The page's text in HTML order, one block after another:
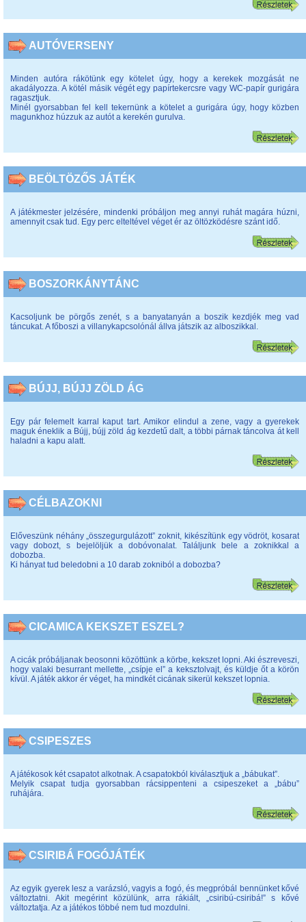
AUTÓVERSENY
Minden autóra rákötünk egy kötelet úgy, hogy a kerekek mozgását ne
akadályozza. A kötél másik végét egy papírtekercsre vagy WC-papír gurigára
ragasztjuk.
Minél gyorsabban fel kell tekernünk a kötelet a gurigára úgy, hogy közben
magunkhoz húzzuk az autót a kerekén gurulva.
BEÖLTÖZŐS JÁTÉK
A játékmester jelzésére, mindenki próbáljon meg annyi ruhát magára húzni,
amennyit csak tud. Egy perc elteltével véget ér az öltözködésre szánt idő.
BOSZORKÁNYTÁNC
Kacsoljunk be pörgős zenét, s a banyatanyán a boszik kezdjék meg vad
táncukat. A főboszi a villanykapcsolónál állva játszik az alboszikkal.
BÚJJ, BÚJJ ZÖLD ÁG
Egy pár felemelt karral kaput tart. Amikor elindul a zene, vagy a gyerekek
maguk éneklik a Bújj, bújj zöld ág kezdetű dalt, a többi párnak táncolva át kell
haladni a kapu alatt.
CÉLBAZOKNI
Előveszünk néhány „összegurgulázott” zoknit, kikészítünk egy vödröt, kosarat
vagy dobozt, s bejelöljük a dobóvonalat. Találjunk bele a zoknikkal a
dobozba.
Ki hányat tud beledobni a 10 darab zokniból a dobozba?
CICAMICA KEKSZET ESZEL?
A cicák próbáljanak beosonni közöttünk a körbe, kekszet lopni. Aki észreveszi,
hogy valaki besurrant mellette, „csípje el” a keksztolvajt, és küldje őt a körön
kívül. A játék akkor ér véget, ha mindkét cicának sikerül kekszet lopnia.
CSIPESZES
A játékosok két csapatot alkotnak. A csapatokból kiválasztjuk a „bábukat”.
Melyik csapat tudja gyorsabban rácsippenteni a csipeszeket a „bábu”
ruhájára.
CSIRIBÁ FOGÓJÁTÉK
Az egyik gyerek lesz a varázsló, vagyis a fogó, és megpróbál bennünket kővé
változtatni. Akit megérint közülünk, arra rákiált, „csiribú-csiribá!” s kővé
változtatja. Az a játékos többé nem tud mozdulni.